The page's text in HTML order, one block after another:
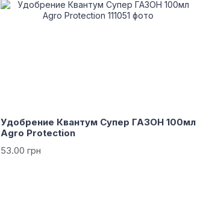
Удобрение Квантум Супер ГАЗОН 100мл
Agro Protection
53.00 грн